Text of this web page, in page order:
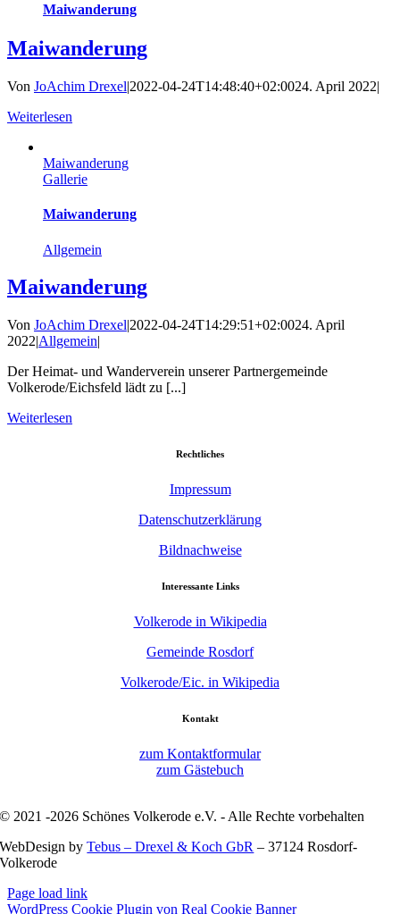
Maiwanderung
Maiwanderung
Von JoAchim Drexel|2022-04-24T14:48:40+02:0024. April 2022|
Weiterlesen
Maiwanderung
Gallerie
Maiwanderung
Allgemein
Maiwanderung
Von JoAchim Drexel|2022-04-24T14:29:51+02:0024. April
2022|Allgemein|
Der Heimat- und Wanderverein unserer Partnergemeinde
Volkerode/Eichsfeld lädt zu [...]
Weiterlesen
Rechtliches
Impressum
Datenschutzerklärung
Bildnachweise
Interessante Links
Volkerode in Wikipedia
Gemeinde Rosdorf
Volkerode/Eic. in Wikipedia
Kontakt
zum Kontaktformular
zum Gästebuch
© 2021 -2026 Schönes Volkerode e.V. - Alle Rechte vorbehalten
WebDesign byTebus – Drexel & Koch GbR – 37124 Rosdorf-
Volkerode
Page load link
WordPress Cookie Plugin von Real Cookie Banner